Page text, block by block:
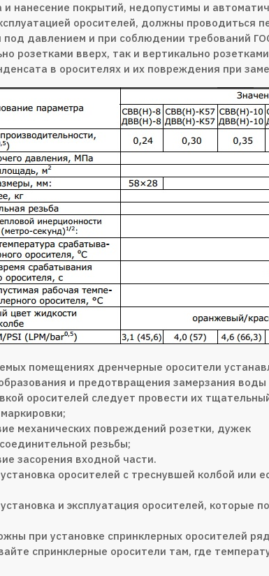
и нанесение покрытий, недопустимы и
оросителей, должны проводиться
давлением и при соблюдении требований
розетками вверх, так и вертикально
в оросителях и их повреждения при
помещениях дренчерные оросители
и предотвращения замерзания
оросителей следует провести их
механических повреждений розетки, дужек
резьбы;
засорения входной части.
оросителей с треснувшей колбой или
и эксплуатация оросителей,
при установке спринклерных оросителей
спринклерные оросители там, где